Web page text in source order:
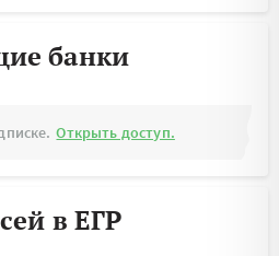
банки
Открыть доступ.
в ЕГР